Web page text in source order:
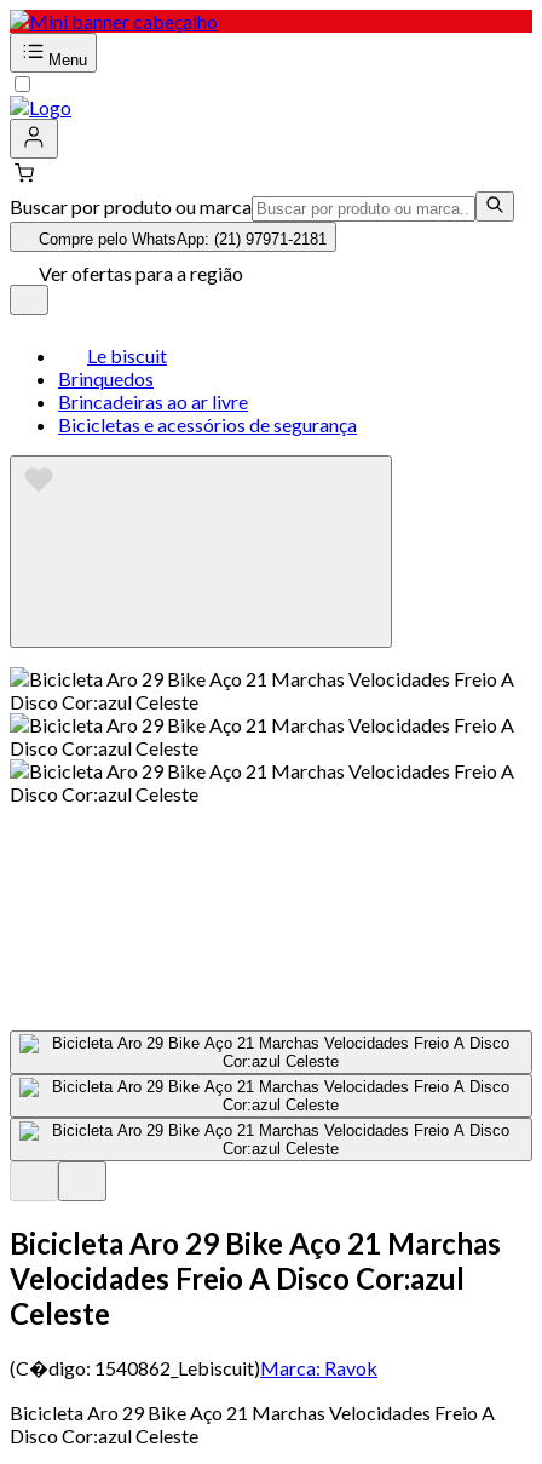
Menu
Buscar por produto ou marca
Compre pelo WhatsApp: (21) 97971-2181
Ver ofertas para a região
Le biscuit
Brinquedos
Brincadeiras ao ar livre
Bicicletas e acessórios de segurança
Bicicleta Aro 29 Bike Aço 21 Marchas
Velocidades Freio A Disco Cor:azul
Celeste
(C�digo: 1540862_Lebiscuit)Marca: Ravok
Bicicleta Aro 29 Bike Aço 21 Marchas Velocidades Freio A
Disco Cor:azul Celeste